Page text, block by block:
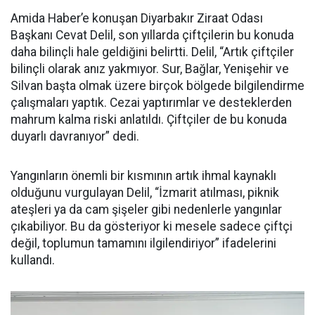
Amida Haber’e konuşan Diyarbakır Ziraat Odası
Başkanı Cevat Delil, son yıllarda çiftçilerin bu konuda
daha bilinçli hale geldiğini belirtti. Delil, “Artık çiftçiler
bilinçli olarak anız yakmıyor. Sur, Bağlar, Yenişehir ve
Silvan başta olmak üzere birçok bölgede bilgilendirme
çalışmaları yaptık. Cezai yaptırımlar ve desteklerden
mahrum kalma riski anlatıldı. Çiftçiler de bu konuda
duyarlı davranıyor” dedi.
Yangınların önemli bir kısmının artık ihmal kaynaklı
olduğunu vurgulayan Delil, “İzmarit atılması, piknik
ateşleri ya da cam şişeler gibi nedenlerle yangınlar
çıkabiliyor. Bu da gösteriyor ki mesele sadece çiftçi
değil, toplumun tamamını ilgilendiriyor” ifadelerini
kullandı.